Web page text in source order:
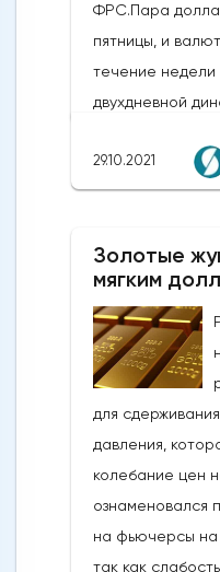
ФРС.Пара
пятницы, и
течение
двухдневной
преддверии
резервной
неделе 2-3
Японии (BOJ),
стабильную
следующей
начале
стимулирующих
все еще не
Федеральный
рынкам о
повышения
которая может
29.10.2021
Золотые
мягким
для
давления,
колебание цен
ознаменовался
на фьючерсы на
так как